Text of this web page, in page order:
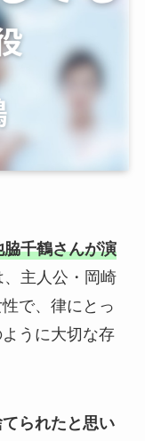
千鶴さんが演
、主人公・岡崎
で、律にとっ
うに大切な存
てられたと思い